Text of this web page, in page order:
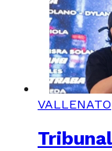
VALLENATO